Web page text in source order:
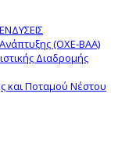
(ΟΧΕ-ΒΑΑ)
Διαδρομής
και Ποταμού Νέστου